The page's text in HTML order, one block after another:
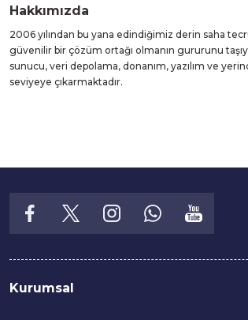
Hakkımızda
2006 yılından bu yana edindiğimiz derin saha
güvenilir bir çözüm ortağı olmanın gururunu
sunucu, veri depolama, donanım, yazılım ve
seviyeye çıkarmaktadır.
Kurumsal